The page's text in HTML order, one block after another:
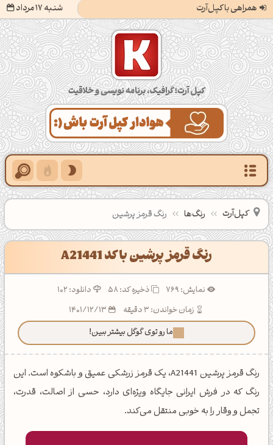
همراهی با کپل‌آرت شنبه 17 مرداد کپل‌آرت؛ گرافیک، برنامه‌نویسی و خلاقیت
کپل‌آرت رنگ‌ها رنگ قرمز پرشین
رنگ قرمز پرشین با کد A21441
نمایش: 769 ذخیره کد:58
دانلود: 102
زمان خواندن: 3 دقیقه
ما رو توی گوگل بیشتر ببین!
رنگ قرمز پرشین A21441، یک قرمز زرشکی عمیق و باشکوه است. این
رنگ که در فرش ایرانی جایگاه ویژه‌ای دارد، حسی از اصالت، قدرت،
تجمل و وقار را به خوبی منتقل می‌کند.